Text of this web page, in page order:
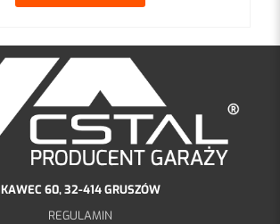
KAWEC 60, 32-414 GRUSZÓW
REGULAMIN